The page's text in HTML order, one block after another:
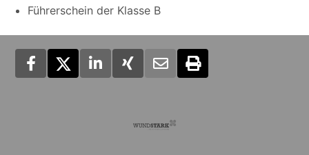
Führerschein der Klasse B